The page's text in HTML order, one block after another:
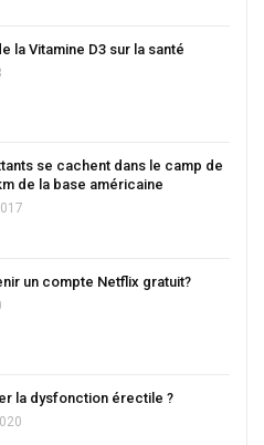
la Vitamine D3 sur la santé
se cachent dans le camp de
de la base américaine
un compte Netflix gratuit?
la dysfonction érectile ?